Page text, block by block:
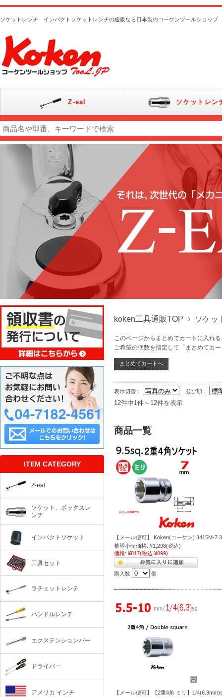
ソケットレンチ インパクトソケットレンチの通販なら日本製のコーケンツールショップ
Z-eal ソケットレン
koken工具通販TOP ソケッ
このページからまとめてカートに入れ
ご希望の個数を指定して「まとめてカ
表示切替： 並び順：
12件中1件～12件を表示
商品一覧
【メール便可】 Koken(コーケン) 3415M-
希望小売価格: ¥1,298(税込)
価格: ¥817(税込 ¥899)
購入数 個
【メール便可】【2重4角 ミリ】1/
ITEM CATEGORY
Z-eal
ソケット、ボックスレ
ンチ
インパクトソケット
工具セット
ラチェットレンチ
ハンドルレンチ
エクステンションバー
ドライバー
アメリカ インチ